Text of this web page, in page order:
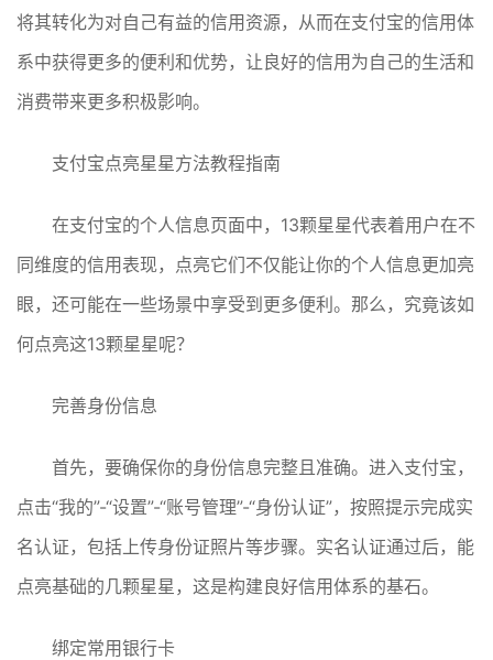
将其转化为对自己有益的信用资源，从而在支付宝的信用体
系中获得更多的便利和优势，让良好的信用为自己的生活和
消费带来更多积极影响。
支付宝点亮星星方法教程指南
在支付宝的个人信息页面中，13颗星星代表着用户在不
同维度的信用表现，点亮它们不仅能让你的个人信息更加亮
眼，还可能在一些场景中享受到更多便利。那么，究竟该如
何点亮这13颗星星呢？
完善身份信息
首先，要确保你的身份信息完整且准确。进入支付宝，
点击“我的”-“设置”-“账号管理”-“身份认证”，按照提示完成实
名认证，包括上传身份证照片等步骤。实名认证通过后，能
点亮基础的几颗星星，这是构建良好信用体系的基石。
绑定常用银行卡